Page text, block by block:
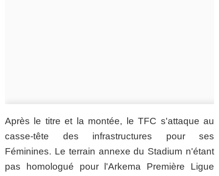
Après le titre et la montée, le TFC s'attaque au
casse-tête des infrastructures pour ses
Féminines. Le terrain annexe du Stadium n'étant
pas homologué pour l'Arkema Première Ligue